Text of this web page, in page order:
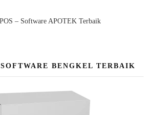
– Software APOTEK Terbaik
BENGKEL TERBAIK